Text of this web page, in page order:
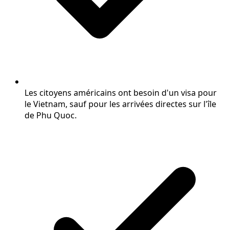
Les citoyens américains ont besoin d'un visa pour
le Vietnam, sauf pour les arrivées directes sur l'île
de Phu Quoc.